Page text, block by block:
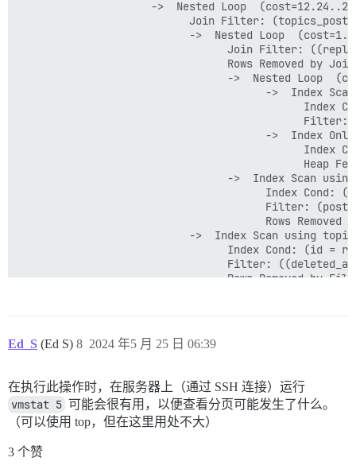
->  Nested Loop
Join Filter:
->  Nested Loop
Join Filter:
Rows Removed by
->  Nested Loop
->  Index
Index
->  Index
Index
Heap
->  Index Scan
Index Cond:
Filter:
Rows Removed
->  Index Scan using
Index Cond: (id =
Filter:
Rows Removed by
Planning Time: 3.895 ms
Execution Time: 94416.415 ms
Ed_S (Ed S) 2024 年5 月 25 日 06:39
8
在执行此操作时，在服务器上（通过 SSH 连接）运行
vmstat 5 可能会很有用，以便查看分页可能发生了什么。
（可以使用 top，但在这里用处不大）
3 个赞